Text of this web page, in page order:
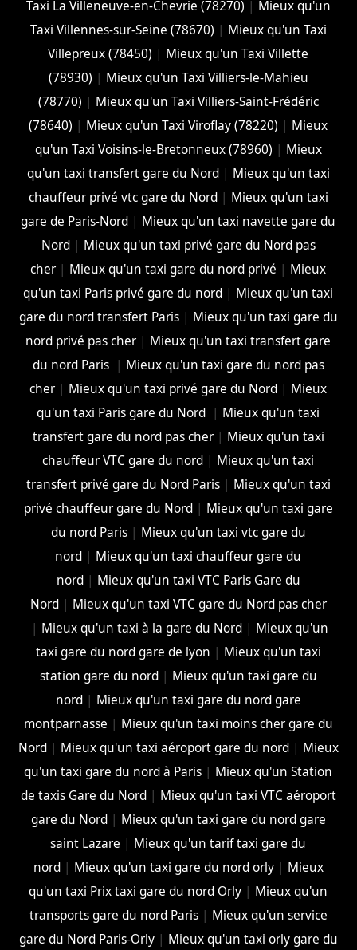
Taxi La Villeneuve-en-Chevrie (78270) | Mieux qu'un
Taxi Villennes-sur-Seine (78670) | Mieux qu'un Taxi
Villepreux (78450) | Mieux qu'un Taxi Villette
(78930) | Mieux qu'un Taxi Villiers-le-Mahieu
(78770) | Mieux qu'un Taxi Villiers-Saint-Frédéric
(78640) | Mieux qu'un Taxi Viroflay (78220) | Mieux
qu'un Taxi Voisins-le-Bretonneux (78960) | Mieux
qu'un taxi transfert gare du Nord| Mieux qu'un taxi
chauffeur privé vtc gare du Nord| Mieux qu'un taxi
gare de Paris-Nord | Mieux qu'un taxi navette gare du
Nord| Mieux qu'un taxi privé gare du Nord pas
cher | Mieux qu'un taxi gare du nord privé | Mieux
qu'un taxi Paris privé gare du nord | Mieux qu'un taxi
gare du nord transfert Paris| Mieux qu'un taxi gare du
nord privé pas cher | Mieux qu'un taxi transfert gare
du nord Paris | Mieux qu'un taxi gare du nord pas
cher | Mieux qu'un taxi privé gare du Nord | Mieux
qu'un taxi Paris gare du Nord | Mieux qu'un taxi
transfert gare du nord pas cher| Mieux qu'un taxi
chauffeur VTC gare du nord | Mieux qu'un taxi
transfert privé gare du Nord Paris| Mieux qu'un taxi
privé chauffeur gare du Nord| Mieux qu'un taxi gare
du nord Paris| Mieux qu'un taxi vtc gare du
nord | Mieux qu'un taxi chauffeur gare du
nord| Mieux qu'un taxi VTC Paris Gare du
Nord| Mieux qu'un taxi VTC gare du Nord pas cher
| Mieux qu'un taxi à la gare du Nord | Mieux qu'un
taxi gare du nord gare de lyon | Mieux qu'un taxi
station gare du nord| Mieux qu'un taxi gare du
nord| Mieux qu'un taxi gare du nord gare
montparnasse | Mieux qu'un taxi moins cher gare du
Nord| Mieux qu'un taxi aéroport gare du nord| Mieux
qu'un taxi gare du nord à Paris | Mieux qu'un Station
de taxis Gare du Nord| Mieux qu'un taxi VTC aéroport
gare du Nord| Mieux qu'un taxi gare du nord gare
saint Lazare | Mieux qu'un tarif taxi gare du
nord| Mieux qu'un taxi gare du nord orly| Mieux
qu'un taxi Prix taxi gare du nord Orly | Mieux qu'un
transports gare du nord Paris| Mieux qu'un service
gare du Nord Paris-Orly| Mieux qu'un taxi orly gare du